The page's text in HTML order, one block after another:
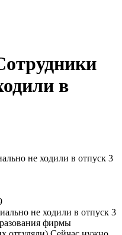
в
не ходили в отпуск 3
не ходили в отпуск 3
фирмы